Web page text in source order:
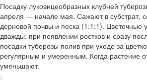
Посадку луковицеобразных клубней
апреля — начале мая. Сажают в субстрат,
дерновой почвы и песка (1:1:1). Цветочные
дважды: при появлении ростков и сразу
посадки туберозы полив при уходе за
регулярным и умеренным. Когда растение
уменьшают.